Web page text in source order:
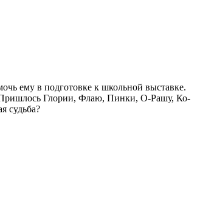
ему в подготовке к школьной выставке.
Пришлось Глории, Флаю, Пинки, О-Рашу, Ко-
судьба?